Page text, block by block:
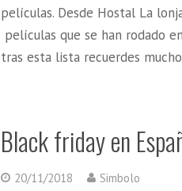
películas. Desde Hostal La
películas que se han rodado
tras esta lista recuerdes
Black friday en
20/11/2018
Simbolo